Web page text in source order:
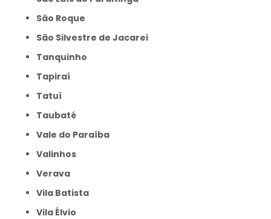
São Roque
São Silvestre de Jacarei
Tanquinho
Tapiraí
Tatuí
Taubaté
Vale do Paraíba
Valinhos
Verava
Vila Batista
Vila Élvio